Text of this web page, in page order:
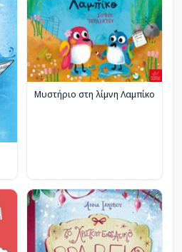
Μυστήριο στη λίμνη Λαμπίκο